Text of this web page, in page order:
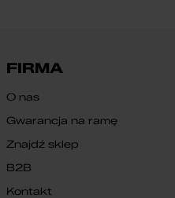
FIRMA
O nas
Gwarancja na ramę
Znajdź sklep
B2B
Kontakt